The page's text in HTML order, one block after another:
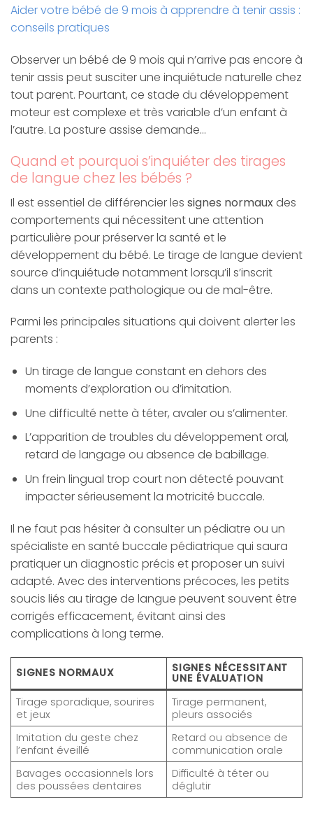
Aider votre bébé de 9 mois à apprendre à tenir assis :
conseils pratiques
Observer un bébé de 9 mois qui n’arrive pas encore à
tenir assis peut susciter une inquiétude naturelle chez
tout parent. Pourtant, ce stade du développement
moteur est complexe et très variable d’un enfant à
l’autre. La posture assise demande…
Quand et pourquoi s’inquiéter des tirages
de langue chez les bébés ?
Il est essentiel de différencier les signes normauxdes
comportements qui nécessitent une attention
particulière pour préserver la santé et le
développement du bébé. Le tirage de langue devient
source d’inquiétude notamment lorsqu’il s’inscrit
dans un contexte pathologique ou de mal-être.
Parmi les principales situations qui doivent alerter les
parents :
Un tirage de langue constant en dehors des
moments d’exploration ou d’imitation.
Une difficulté nette à téter, avaler ou s’alimenter.
L’apparition de troubles du développement oral,
retard de langage ou absence de babillage.
Un frein lingual trop court non détecté pouvant
impacter sérieusement la motricité buccale.
Il ne faut pas hésiter à consulter un pédiatre ou un
spécialiste en santé buccale pédiatrique qui saura
pratiquer un diagnostic précis et proposer un suivi
adapté. Avec des interventions précoces, les petits
soucis liés au tirage de langue peuvent souvent être
corrigés efficacement, évitant ainsi des
complications à long terme.
SIGNES NORMAUX SIGNES NÉCESSITANT
UNE ÉVALUATION
Tirage sporadique, sourires
et jeux
Tirage permanent,
pleurs associés
Imitation du geste chez
l’enfant éveillé
Retard ou absence de
communication orale
Bavages occasionnels lors
des poussées dentaires
Difficulté à téter ou
déglutir